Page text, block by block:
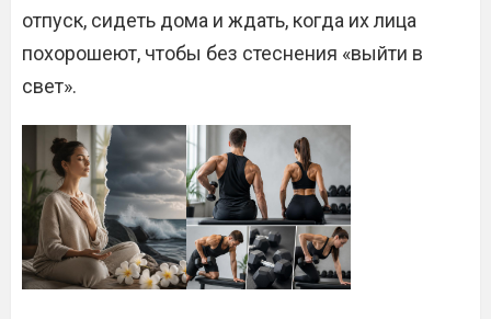
отпуск, сидеть дома и ждать, когда их лица
похорошеют, чтобы без стеснения «выйти в
свет».